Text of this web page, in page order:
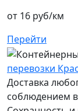
от 16 руб/км
Перейти
перевозки
Доставка
соблюдением